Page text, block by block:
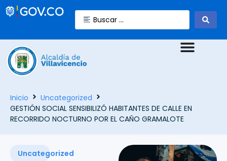
Inicio
Uncategorized
GESTIÓN SOCIAL SENSIBILIZÓ HABITANTES DE CALLE EN
RECORRIDO NOCTURNO POR EL CAÑO GRAMALOTE
Uncategorized